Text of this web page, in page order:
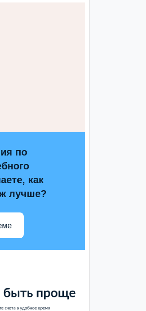
по
как
лучше?